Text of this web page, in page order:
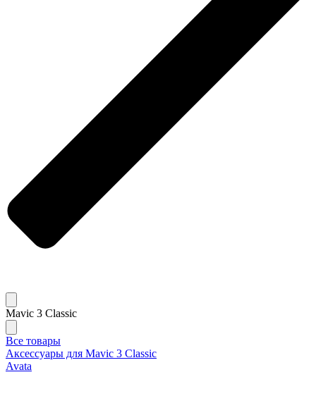
Mavic 3 Classic
Все товары
Аксессуары для Mavic 3 Classic
Avata